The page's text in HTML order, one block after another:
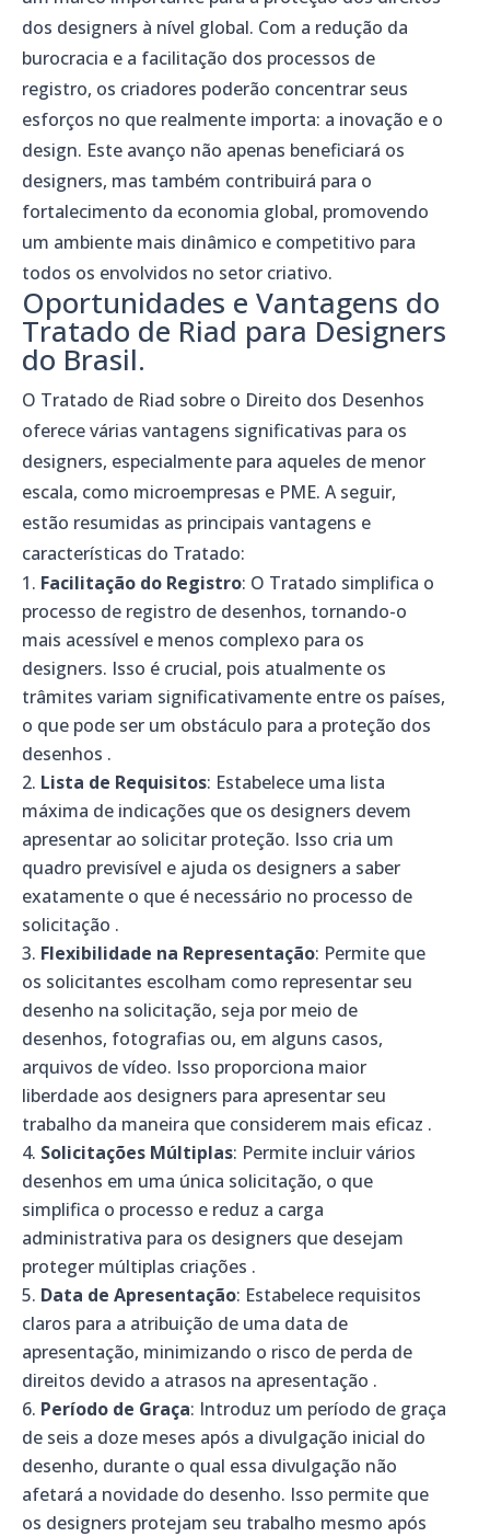
dos designers à nível global. Com a redução da
burocracia e a facilitação dos processos de
registro, os criadores poderão concentrar seus
esforços no que realmente importa: a inovação e o
design. Este avanço não apenas beneficiará os
designers, mas também contribuirá para o
fortalecimento da economia global, promovendo
um ambiente mais dinâmico e competitivo para
todos os envolvidos no setor criativo.
Oportunidades e Vantagens do
Tratado de Riad para Designers
do Brasil.
O Tratado de Riad sobre o Direito dos Desenhos
oferece várias vantagens significativas para os
designers, especialmente para aqueles de menor
escala, como microempresas e PME. A seguir,
estão resumidas as principais vantagens e
características do Tratado:
Facilitação do Registro: O Tratado simplifica o
processo de registro de desenhos, tornando-o
mais acessível e menos complexo para os
designers. Isso é crucial, pois atualmente os
trâmites variam significativamente entre os países,
o que pode ser um obstáculo para a proteção dos
desenhos .
Lista de Requisitos: Estabelece uma lista
máxima de indicações que os designers devem
apresentar ao solicitar proteção. Isso cria um
quadro previsível e ajuda os designers a saber
exatamente o que é necessário no processo de
solicitação .
Flexibilidade na Representação: Permite que
os solicitantes escolham como representar seu
desenho na solicitação, seja por meio de
desenhos, fotografias ou, em alguns casos,
arquivos de vídeo. Isso proporciona maior
liberdade aos designers para apresentar seu
trabalho da maneira que considerem mais eficaz .
Solicitações Múltiplas: Permite incluir vários
desenhos em uma única solicitação, o que
simplifica o processo e reduz a carga
administrativa para os designers que desejam
proteger múltiplas criações .
Data de Apresentação: Estabelece requisitos
claros para a atribuição de uma data de
apresentação, minimizando o risco de perda de
direitos devido a atrasos na apresentação .
Período de Graça: Introduz um período de graça
de seis a doze meses após a divulgação inicial do
desenho, durante o qual essa divulgação não
afetará a novidade do desenho. Isso permite que
os designers protejam seu trabalho mesmo após